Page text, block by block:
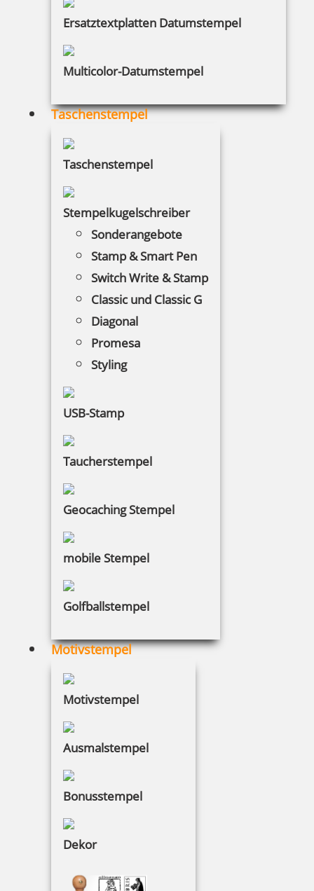
Ersatztextplatten Datumstempel
Multicolor-Datumstempel
Taschenstempel
Taschenstempel
Stempelkugelschreiber
Sonderangebote
Stamp & Smart Pen
Switch Write & Stamp
Classic und Classic G
Diagonal
Promesa
Styling
USB-Stamp
Taucherstempel
Geocaching Stempel
mobile Stempel
Golfballstempel
Motivstempel
Motivstempel
Ausmalstempel
Bonusstempel
Dekor